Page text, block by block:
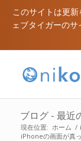
このサイトは更
ェブタイガーのサ
ブログ - 最近
現在位置: ホーム /
iPhoneの画面が真